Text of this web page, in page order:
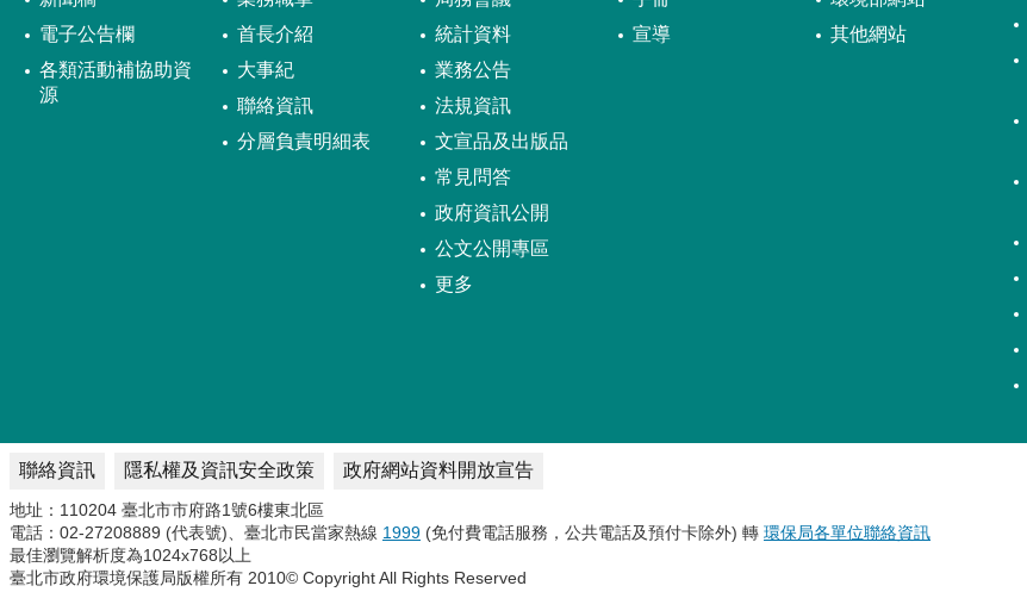
電子公告欄
各類活動補協助資
源
首長介紹
大事紀
聯絡資訊
分層負責明細表
統計資料
業務公告
法規資訊
文宣品及出版品
常見問答
政府資訊公開
公文公開專區
更多
宣導
其他網站
聯絡資訊 隱私權及資訊安全政策 政府網站資料開放宣告
地址：110204 臺北市市府路1號6樓東北區
電話：02-27208889 (代表號)、臺北市民當家熱線 1999 (免付費電話服務，公共電話及預付卡除外) 轉 環保局各單位聯絡資訊
最佳瀏覽解析度為1024x768以上
臺北市政府環境保護局版權所有 2010© Copyright All Rights Reserved